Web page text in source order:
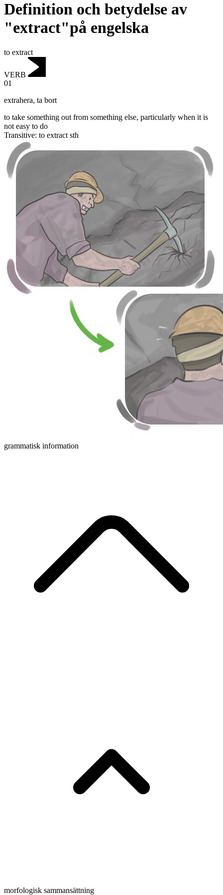
Definition och betydelse av
"extract"på engelska
to extract
VERB
01
extrahera, ta bort
to take something out from something else, particularly when it is
not easy to do
Transitive: to extract sth
grammatisk information
morfologisk sammansättning